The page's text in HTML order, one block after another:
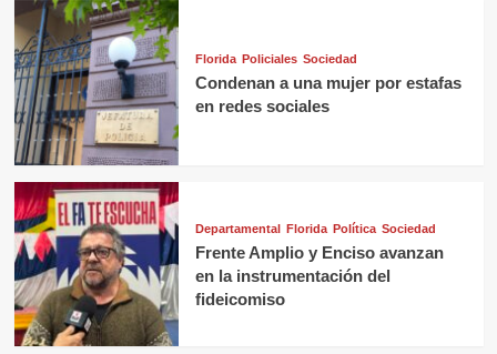
Florida Policiales Sociedad
Condenan a una mujer por estafas
en redes sociales
Departamental Florida Política Sociedad
Frente Amplio y Enciso avanzan
en la instrumentación del
fideicomiso